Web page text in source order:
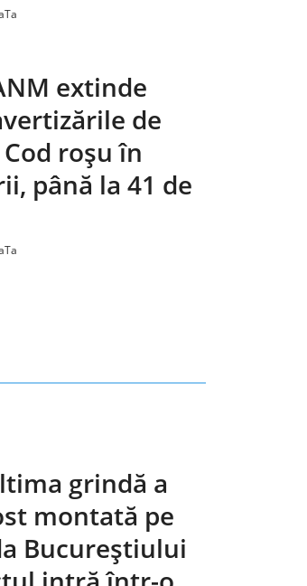
extinde
de
roșu în
până la 41 de
grindă a
montată pe
Bucureștiului